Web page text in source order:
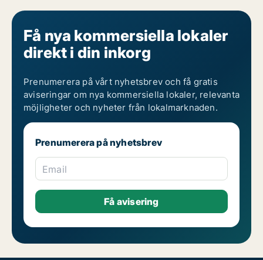
Få nya kommersiella lokaler
direkt i din inkorg
Prenumerera på vårt nyhetsbrev och få gratis
aviseringar om nya kommersiella lokaler, relevanta
möjligheter och nyheter från lokalmarknaden.
Prenumerera på nyhetsbrev
Email